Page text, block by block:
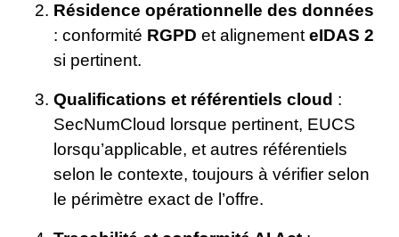
Résidence opérationnelle des données
: conformité RGPD et alignement eIDAS 2
si pertinent.
Qualifications et référentiels cloud :
SecNumCloud lorsque pertinent, EUCS
lorsqu’applicable, et autres référentiels
selon le contexte, toujours à vérifier selon
le périmètre exact de l’offre.